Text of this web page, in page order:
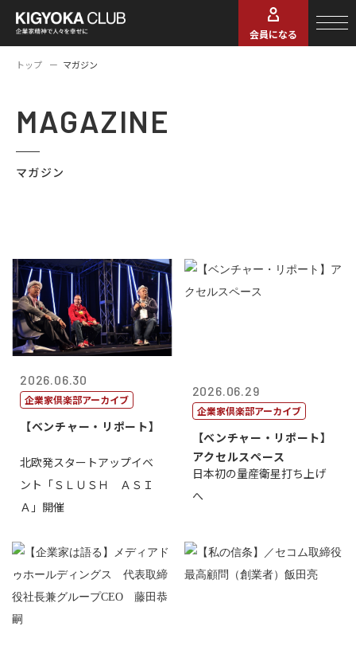
会員になる
トップ マガジン
MAGAZINE
マガジン
2026.06.30
企業家倶楽部アーカイブ
【ベンチャー・リポート】
北欧発スタートアップイベ
ント「ＳＬＵＳＨ ＡＳＩ
Ａ」開催
2026.06.29
企業家倶楽部アーカイブ
【ベンチャー・リポート】
アクセルスペース
日本初の量産衛星打ち上げ
へ